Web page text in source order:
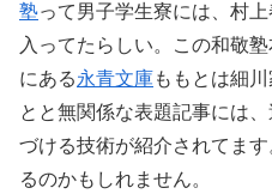
塾って男子学生寮には、村
入ってたらしい。この和敬
にある永青文庫ももとは細
とと無関係な表題記事には
づける技術が紹介されてま
るのかもしれません。